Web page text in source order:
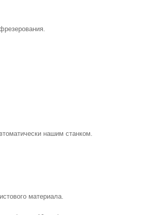
нашим станком.
материала.